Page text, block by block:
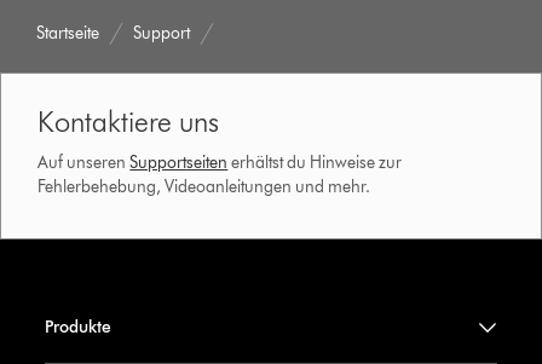
Startseite Support
Kontaktiere uns
Auf unserenSupportseiten erhältst du Hinweise zur
Fehlerbehebung, Videoanleitungen und mehr.
Produkte